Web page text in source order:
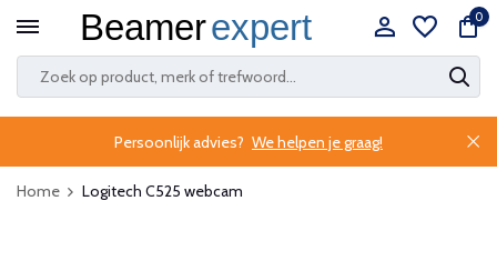
0
Persoonlijk advies? We helpen je graag!
Home Logitech C525 webcam